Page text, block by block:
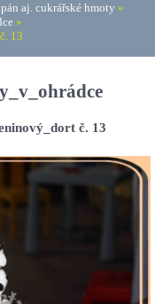
aj. cukrářské hmoty »
»
13
č. 13